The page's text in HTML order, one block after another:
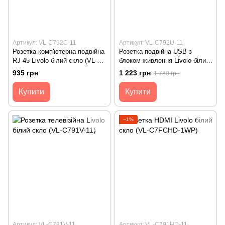
Артикул: VL-C792C-11
Розетка комп'ютерна подвійна
RJ-45 Livolo білий скло (VL-
C792C-11)
935 грн
Купити
Артикул: VL-C792U-11
Розетка подвійна USB з
блоком живлення Livolo білий
скло (VL-C792U-11)
1 223 грн 1 780 грн
Купити
−1%